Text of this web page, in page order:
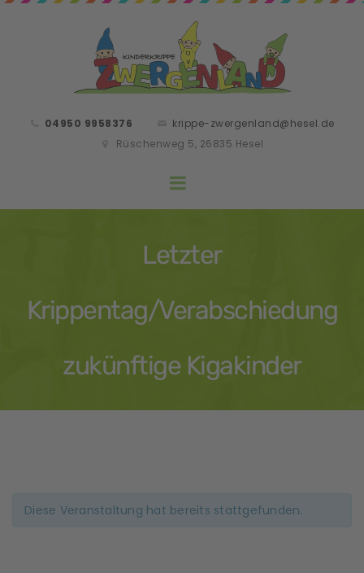
04950 9958376
krippe-zwergenland@hesel.de
Rüschenweg 5, 26835 Hesel
Letzter
Krippentag/Verabschiedung
zukünftige Kigakinder
Diese Veranstaltung hat bereits stattgefunden.